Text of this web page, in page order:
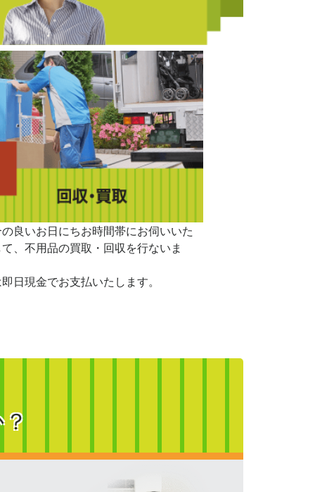
良いお日にちお時間帯にお伺いいた
、不用品の買取・回収を行ないま
日現金でお支払いたします。